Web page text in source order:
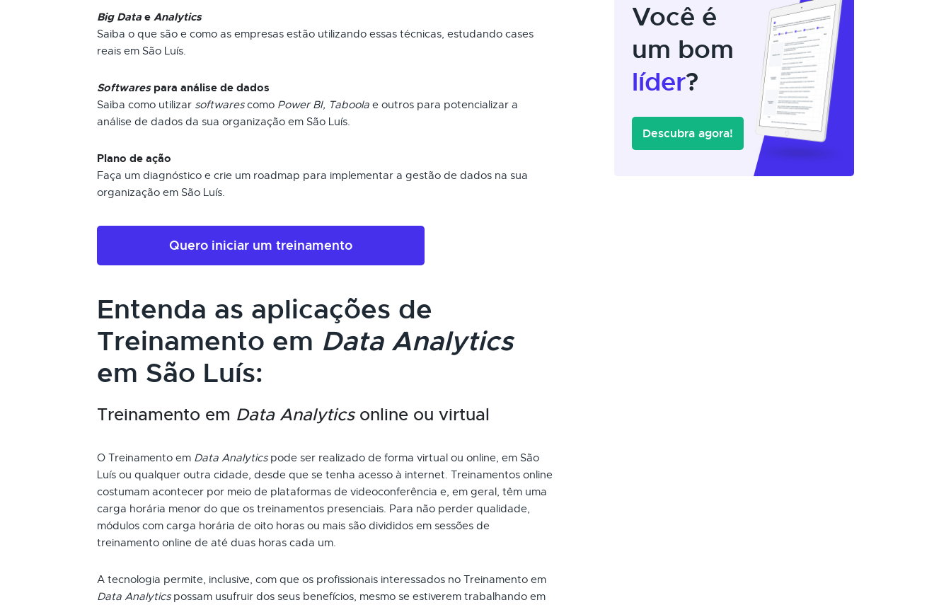
Big Data e Analytics
Saiba o que são e como as empresas estão utilizando essas técnicas, estudando cases
reais em São Luís.
Softwarespara análise de dados
Saiba como utilizar softwarescomo Power BI, Taboola e outros para potencializar a
análise de dados da sua organização em São Luís.
Plano de ação
Faça um diagnóstico e crie um roadmap para implementar a gestão de dados na sua
organização em São Luís.
Quero iniciar um treinamento
Entenda as aplicações de
Treinamento em Data Analytics
em São Luís:
Treinamento em Data Analyticsonline ou virtual
O Treinamento em Data Analyticspode ser realizado de forma virtual ou online, em São
Luís ou qualquer outra cidade, desde que se tenha acesso à internet. Treinamentos online
costumam acontecer por meio de plataformas de videoconferência e, em geral, têm uma
carga horária menor do que os treinamentos presenciais. Para não perder qualidade,
módulos com carga horária de oito horas ou mais são divididos em sessões de
treinamento online de até duas horas cada um.
A tecnologia permite, inclusive, com que os profissionais interessados no Treinamento em
Data Analyticspossam usufruir dos seus benefícios, mesmo se estiverem trabalhando em
Você é
um bom
líder?
Descubra agora!